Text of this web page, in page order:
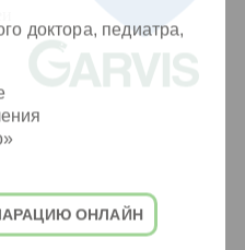
доктора, педиатра,
ОНЛАЙН